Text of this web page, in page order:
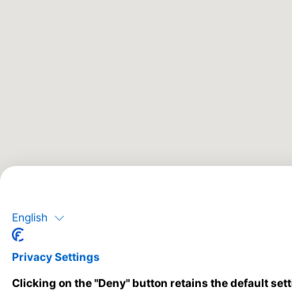
English
Privacy Settings
Clicking on the "Deny" button retains the default